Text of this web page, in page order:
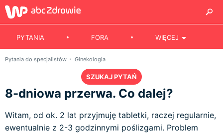
PYTANIA FORA WIĘCEJ
Pytania do specjalistów Ginekologia
SZUKAJ PYTAŃ
8-dniowa przerwa. Co dalej?
Witam, od ok. 2 lat przyjmuję tabletki, raczej regularnie,
ewentualnie z 2-3 godzinnymi poślizgami. Problem